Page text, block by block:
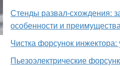
Стенды развал-схождения:
особенности и преимущества
Чистка форсунок инжектора:
Пьезоэлектрические